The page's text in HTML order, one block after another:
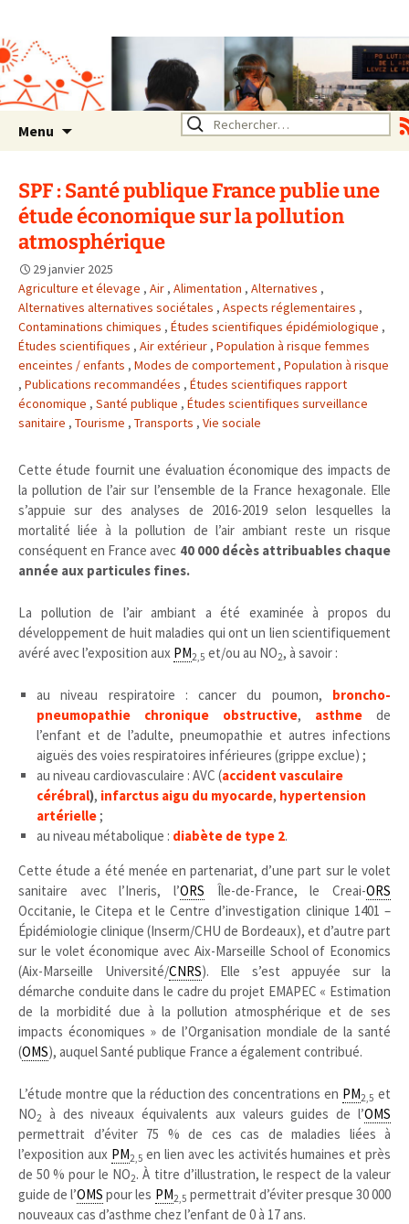
Rhône Alpes
Un environnement sain pour
la santé de tous
Menu Rechercher :
SPF : Santé publique France publie une
étude économique sur la pollution
atmosphérique
29 janvier 2025
Agriculture et élevage , Air , Alimentation , Alternatives ,
Alternatives alternatives sociétales , Aspects réglementaires ,
Contaminations chimiques , Études scientifiques épidémiologique ,
Études scientifiques , Air extérieur , Population à risque femmes
enceintes / enfants , Modes de comportement , Population à risque
, Publications recommandées , Études scientifiques rapport
économique , Santé publique , Études scientifiques surveillance
sanitaire , Tourisme , Transports , Vie sociale
Cette étude fournit une évaluation économique des impacts de
la pollution de l’air sur l’ensemble de la France hexagonale. Elle
s’appuie sur des analyses de 2016-2019 selon lesquelles la
mortalité liée à la pollution de l’air ambiant reste un risque
conséquent en France avec 40 000 décès attribuables chaque
année aux particules fines.
La pollution de l’air ambiant a été examinée à propos du
développement de huit maladies qui ont un lien scientifiquement
avéré avec l’exposition aux PM2,5 et/ou au NO2, à savoir :
au niveau respiratoire : cancer du poumon, broncho-
pneumopathie chronique obstructive, asthme de
l’enfant et de l’adulte, pneumopathie et autres infections
aiguës des voies respiratoires inférieures (grippe exclue) ;
au niveau cardiovasculaire : AVC (accident vasculaire
cérébral), infarctus aigu du myocarde, hypertension
artérielle;
au niveau métabolique : diabète de type 2.
Cette étude a été menée en partenariat, d’une part sur le volet
sanitaire avec l’Ineris, l’ORS Île-de-France, le Creai-ORS
Occitanie, le Citepa et le Centre d’investigation clinique 1401 –
Épidémiologie clinique (Inserm/CHU de Bordeaux), et d’autre part
sur le volet économique avec Aix-Marseille School of Economics
(Aix-Marseille Université/CNRS). Elle s’est appuyée sur la
démarche conduite dans le cadre du projet EMAPEC « Estimation
de la morbidité due à la pollution atmosphérique et de ses
impacts économiques » de l’Organisation mondiale de la santé
(OMS), auquel Santé publique France a également contribué.
L’étude montre que la réduction des concentrations en PM2,5 et
NO2 à des niveaux équivalents aux valeurs guides de l’OMS
permettrait d’éviter 75 % de ces cas de maladies liées à
l’exposition aux PM2,5 en lien avec les activités humaines et près
de 50 % pour le NO2. À titre d’illustration, le respect de la valeur
guide de l’OMS pour les PM2,5 permettrait d’éviter presque 30 000
nouveaux cas d’asthme chez l’enfant de 0 à 17 ans.